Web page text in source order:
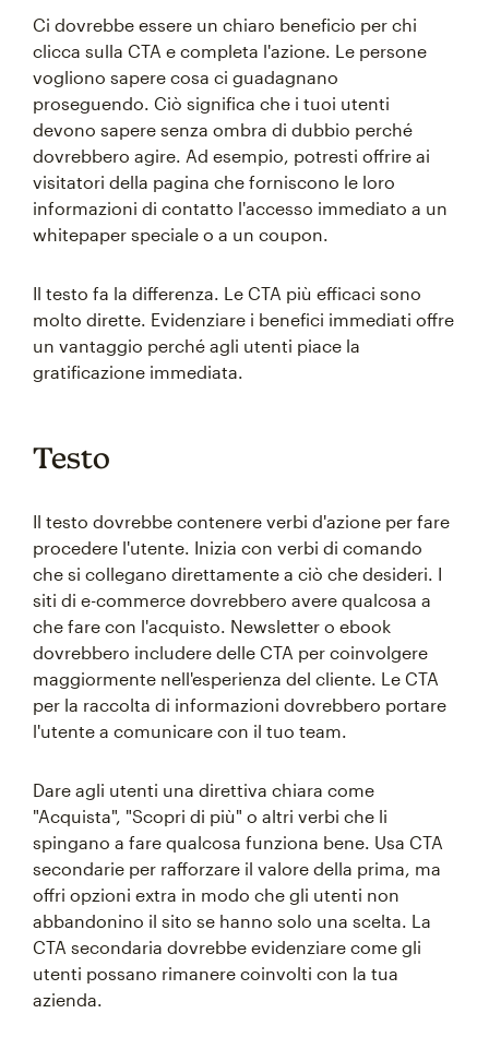
Ci dovrebbe essere un chiaro beneficio per chi
clicca sulla CTA e completa l'azione. Le persone
vogliono sapere cosa ci guadagnano
proseguendo. Ciò significa che i tuoi utenti
devono sapere senza ombra di dubbio perché
dovrebbero agire. Ad esempio, potresti offrire ai
visitatori della pagina che forniscono le loro
informazioni di contatto l'accesso immediato a un
whitepaper speciale o a un coupon.
Il testo fa la differenza. Le CTA più efficaci sono
molto dirette. Evidenziare i benefici immediati offre
un vantaggio perché agli utenti piace la
gratificazione immediata.
Testo
Il testo dovrebbe contenere verbi d'azione per fare
procedere l'utente. Inizia con verbi di comando
che si collegano direttamente a ciò che desideri. I
siti di e-commerce dovrebbero avere qualcosa a
che fare con l'acquisto. Newsletter o ebook
dovrebbero includere delle CTA per coinvolgere
maggiormente nell'esperienza del cliente. Le CTA
per la raccolta di informazioni dovrebbero portare
l'utente a comunicare con il tuo team.
Dare agli utenti una direttiva chiara come
"Acquista", "Scopri di più" o altri verbi che li
spingano a fare qualcosa funziona bene. Usa CTA
secondarie per rafforzare il valore della prima, ma
offri opzioni extra in modo che gli utenti non
abbandonino il sito se hanno solo una scelta. La
CTA secondaria dovrebbe evidenziare come gli
utenti possano rimanere coinvolti con la tua
azienda.